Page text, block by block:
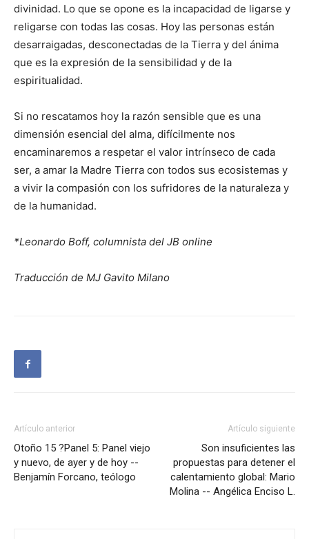
divinidad. Lo que se opone es la incapacidad de ligarse y
religarse con todas las cosas. Hoy las personas están
desarraigadas, desconectadas de la Tierra y del ánima
que es la expresión de la sensibilidad y de la
espiritualidad.
Si no rescatamos hoy la razón sensible que es una
dimensión esencial del alma, difícilmente nos
encaminaremos a respetar el valor intrínseco de cada
ser, a amar la Madre Tierra con todos sus ecosistemas y
a vivir la compasión con los sufridores de la naturaleza y
de la humanidad.
*Leonardo Boff, columnista del JB online
Traducción de MJ Gavito Milano
Artículo anterior
Otoño 15 ?Panel 5: Panel viejo
y nuevo, de ayer y de hoy --
Benjamín Forcano, teólogo
Artículo siguiente
Son insuficientes las
propuestas para detener el
calentamiento global: Mario
Molina -- Angélica Enciso L.